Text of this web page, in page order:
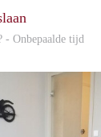
- Onbepaalde tijd